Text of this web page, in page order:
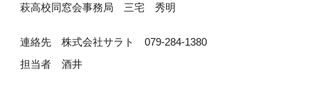
萩高校同窓会事務局 三宅 秀明
連絡先 株式会社サラト 079-284-1380
担当者 酒井